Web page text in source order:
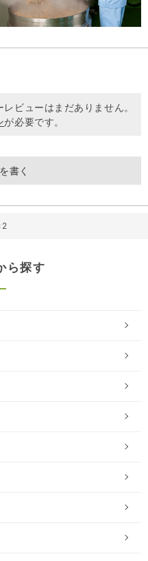
ビューはまだありません。
が必要です。
書く
ら探す